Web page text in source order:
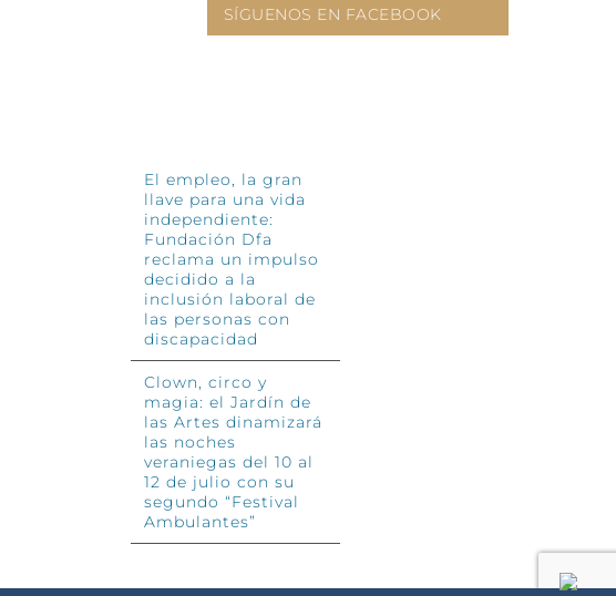
SÍGUENOS EN FACEBOOK
El empleo, la gran
llave para una vida
independiente:
Fundación Dfa
reclama un impulso
decidido a la
inclusión laboral de
las personas con
discapacidad
Clown, circo y
magia: el Jardín de
las Artes dinamizará
las noches
veraniegas del 10 al
12 de julio con su
segundo “Festival
Ambulantes”